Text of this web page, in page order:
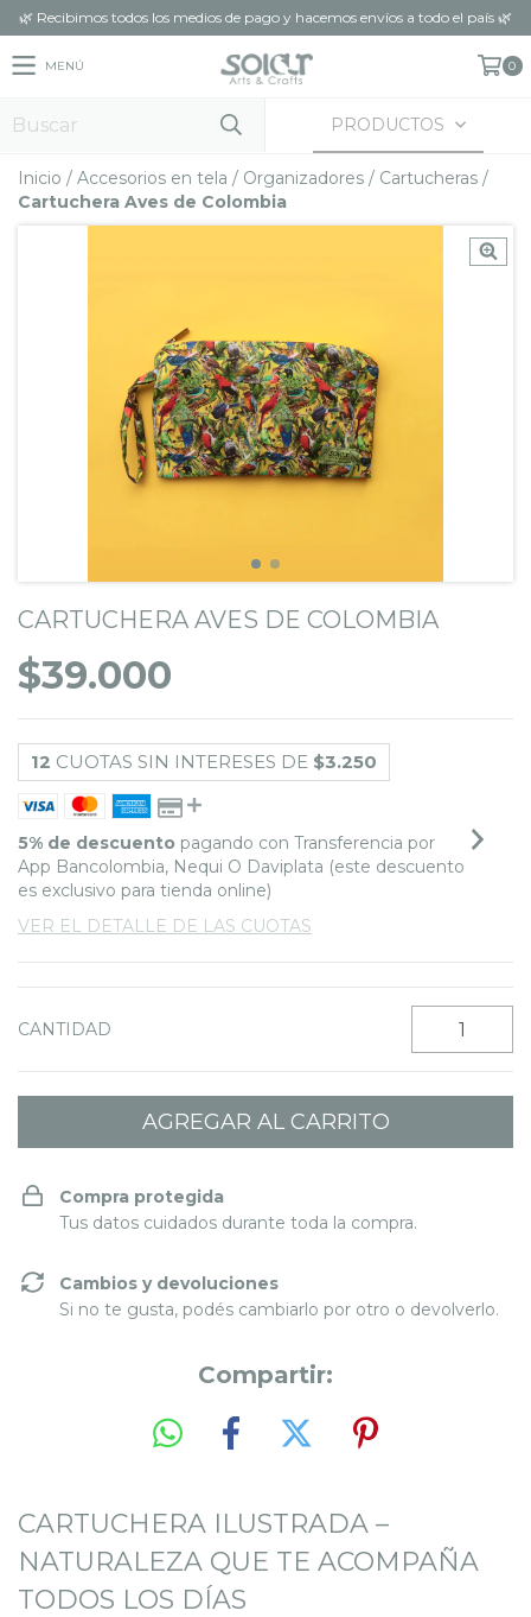
🌿 Recibimos todos los medios de pago y hacemos envíos a todo el país 🌿
MENÚ 0
PRODUCTOS
Inicio / Accesorios en tela / Organizadores / Cartucheras /
Cartuchera Aves de Colombia
CARTUCHERA AVES DE COLOMBIA
$39.000
12 CUOTAS SIN INTERESES DE $3.250
5% de descuento pagando con Transferencia por
App Bancolombia, Nequi O Daviplata (este descuento
es exclusivo para tienda online)
VER EL DETALLE DE LAS CUOTAS
CANTIDAD
Compra protegida
Tus datos cuidados durante toda la compra.
Cambios y devoluciones
Si no te gusta, podés cambiarlo por otro o devolverlo.
Compartir:
CARTUCHERA ILUSTRADA –
NATURALEZA QUE TE ACOMPAÑA
TODOS LOS DÍAS